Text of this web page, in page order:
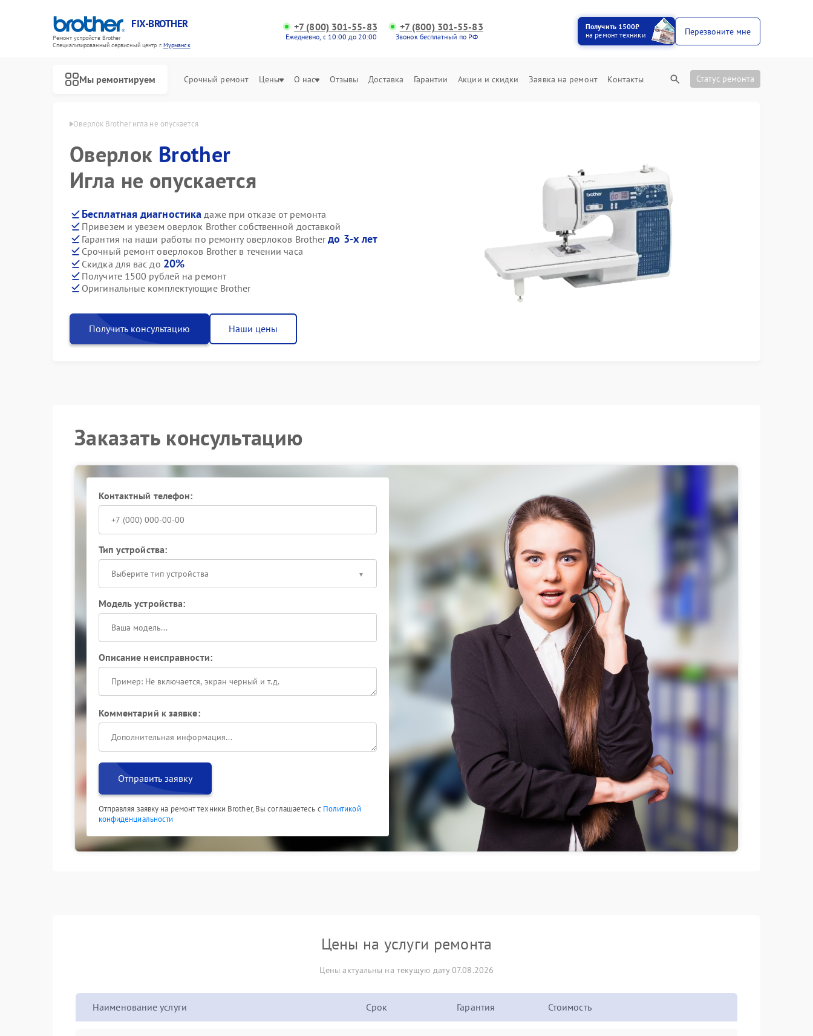
FIX-BROTHER
Ремонт устройств Brother
Специализированный cервисный центр г.Мурманск
+7 (800) 301-55-83
Ежедневно, с 10:00 до 20:00
+7 (800) 301-55-83
Звонок бесплатный по РФ
Получить 1500₽
на ремонт техники
Перезвоните мне
Мы ремонтируем Срочный ремонт Цены О нас Отзывы Доставка Гарантии Акции и скидки Заявка на ремонт Контакты Статус ремонта
в Мурманске Оверлок Brother игла не опускается
Оверлок Brother
Игла не опускается
Бесплатная диагностика даже при отказе от ремонта
Привезем и увезем оверлок Brother собственной доставкой
Гарантия на наши работы по ремонту оверлоков Brotherдо 3-х лет
Срочный ремонт оверлоков Brother в течении часа
Скидка для вас до 20%
Получите 1500 рублей на ремонт
Оригинальные комплектующие Brother
Получить консультацию Наши цены
Заказать консультацию
Контактный телефон:
Тип устройства:
Выберите тип устройства
Модель устройства:
Описание неисправности:
Комментарий к заявке:
Отправить заявку
Отправляя заявку на ремонт техники Brother, Вы соглашаетесь с Политикой
конфиденциальности
Цены на услуги ремонта
Цены актуальны на текущую дату 07.08.2026
Наименование услуги Срок Гарантия Стоимость